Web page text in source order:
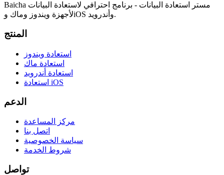
Baicha مستر استعادة البيانات - برنامج احترافي لاستعادة البيانات
لأجهزة ويندوز وماك وiOS وأندرويد.
المنتج
استعادة ويندوز
استعادة ماك
استعادة أندرويد
استعادة iOS
الدعم
مركز المساعدة
اتصل بنا
سياسة الخصوصية
شروط الخدمة
تواصل